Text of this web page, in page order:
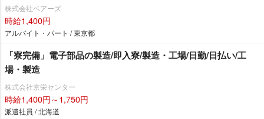
株式会社ベアーズ
時給1,400円
アルバイト・パート / 東京都
「寮完備」電子部品の製造/即入寮/製造・工場/日勤/日払い/工
場・製造
株式会社京栄センター
時給1,400円～1,750円
派遣社員 / 北海道